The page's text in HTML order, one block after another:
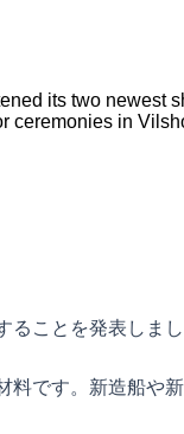
its two newest
in
ことを発表しまし
です。新造船や